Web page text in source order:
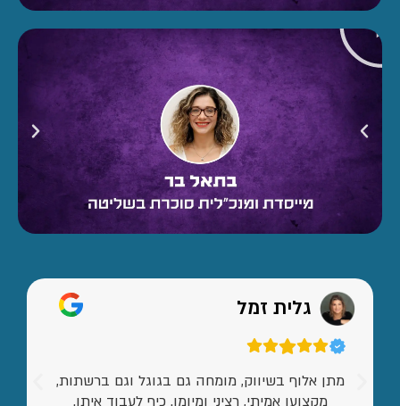
גלית זמל
מתן אלוף בשיווק, מומחה גם בגוגל וגם ברשתות,
מקצוען אמיתי, רציני ומיומן. כיף לעבוד איתו.